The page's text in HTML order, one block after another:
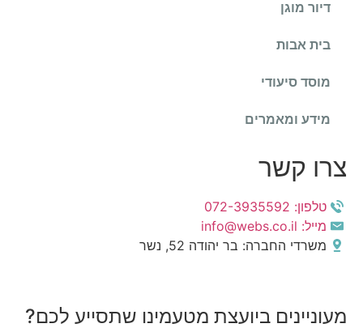
דיור מוגן
בית אבות
מוסד סיעודי
מידע ומאמרים
צרו קשר
טלפון: 072-3935592
מייל: info@webs.co.il
משרדי החברה: בר יהודה 52, נשר
מעוניינים ביועצת מטעמינו שתסייע לכם?